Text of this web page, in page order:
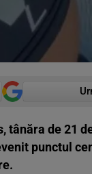
tânăra de 21
punctul